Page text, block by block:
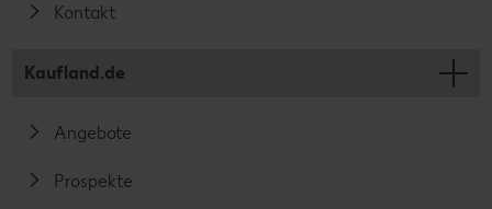
Kontakt
Kaufland.de
Angebote
Prospekte